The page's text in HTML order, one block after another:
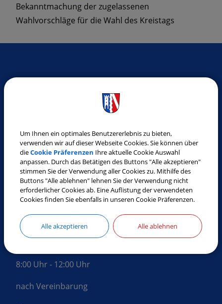
Bekanntmachung der zugelassenen
Wahlvorschläge für die Wahl des Kreistags
SO ERREICHEN SIE UNS
Gemeinde Laberweinting
84082 Laberweinting
Tel.:08772 9619-0
Fax:08772 9619-30
E-Mail:gemeinde@laberweinting.de
Web:www.laberweinting.de
ÖFFNUNGSZEITEN
8:00 Uhr - 12:00 Uhr
nach Vereinbarung
Um Ihnen ein optimales Benutzererlebnis zu bieten,
verwenden wir auf dieser Webseite Cookies. Sie können über
dieCookie Präferenzen Ihre aktuelle Cookie Auswahl
anpassen. Durch das Betätigen des Buttons "Alle akzeptieren"
stimmen Sie der Verwendung aller Cookies zu. Mithilfe des
Buttons "Alle ablehnen" lehnen Sie der Verwendung nicht
erforderlicher Cookies ab. Eine Auflistung der verwendeten
Cookies finden Sie ebenfalls in unseren Cookie Präferenzen.
Alle akzeptieren Alle ablehnen